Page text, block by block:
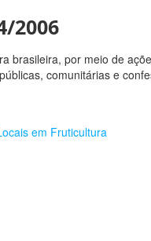
2006
brasileira, por meio de
comunitárias e
em Fruticultura